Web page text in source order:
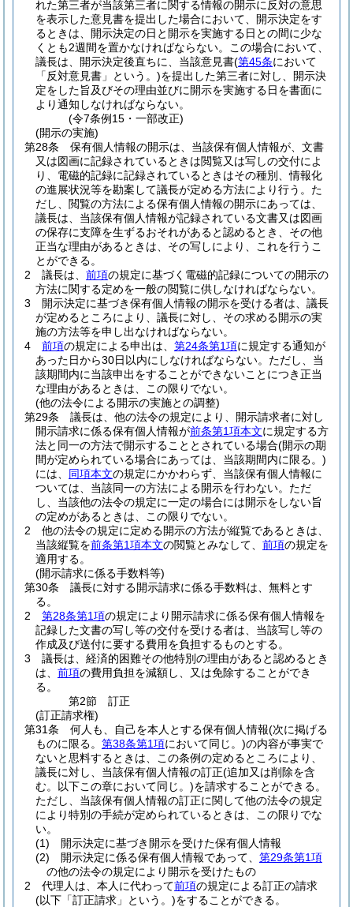
れた第三者が当該第三者に関する情報の開示に反対の意思
を表示した意見書を提出した場合において、開示決定をす
るときは、開示決定の日と開示を実施する日との間に少な
くとも2週間を置かなければならない。
この場合において、
議長は、開示決定後直ちに、当該意見書(第45条において
「反対意見書」という。)を提出した第三者に対し、開示決
定をした旨及びその理由並びに開示を実施する日を書面に
より通知しなければならない。
(令7条例15・一部改正)
(開示の実施)
第28条
保有個人情報の開示は、当該保有個人情報が、文書
又は図画に記録されているときは閲覧又は写しの交付によ
り、電磁的記録に記録されているときはその種別、情報化
の進展状況等を勘案して議長が定める方法により行う。 た
だし、閲覧の方法による保有個人情報の開示にあっては、
議長は、当該保有個人情報が記録されている文書又は図画
の保存に支障を生ずるおそれがあると認めるとき、その他
正当な理由があるときは、その写しにより、これを行うこ
とができる。
2
議長は、 前項の規定に基づく電磁的記録についての開示の
方法に関する定めを一般の閲覧に供しなければならない。
3
開示決定に基づき保有個人情報の開示を受ける者は、議長
が定めるところにより、議長に対し、その求める開示の実
施の方法等を申し出なければならない。
4
前項の規定による申出は、 第24条第1項に規定する通知が
あった日から30日以内にしなければならない。 ただし、当
該期間内に当該申出をすることができないことにつき正当
な理由があるときは、この限りでない。
(他の法令による開示の実施との調整)
第29条
議長は、他の法令の規定により、開示請求者に対し
開示請求に係る保有個人情報が前条第1項本文に規定する方
法と同一の方法で開示することとされている場合(開示の期
間が定められている場合にあっては、当該期間内に限る。)
には、 同項本文の規定にかかわらず、当該保有個人情報に
ついては、当該同一の方法による開示を行わない。 ただ
し、当該他の法令の規定に一定の場合には開示をしない旨
の定めがあるときは、この限りでない。
2
他の法令の規定に定める開示の方法が縦覧であるときは、
当該縦覧を前条第1項本文の閲覧とみなして、 前項の規定を
適用する。
(開示請求に係る手数料等)
第30条
議長に対する開示請求に係る手数料は、無料とす
る。
2
第28条第1項の規定により開示請求に係る保有個人情報を
記録した文書の写し等の交付を受ける者は、当該写し等の
作成及び送付に要する費用を負担するものとする。
3
議長は、経済的困難その他特別の理由があると認めるとき
は、 前項の費用負担を減額し、又は免除することができ
る。
第2節
訂正
(訂正請求権)
第31条
何人も、自己を本人とする保有個人情報(次に掲げる
ものに限る。 第38条第1項において同じ。)の内容が事実で
ないと思料するときは、この条例の定めるところにより、
議長に対し、当該保有個人情報の訂正(追加又は削除を含
む。以下この章において同じ。)を請求することができる。
ただし、当該保有個人情報の訂正に関して他の法令の規定
により特別の手続が定められているときは、この限りでな
い。
(1)
開示決定に基づき開示を受けた保有個人情報
(2)
開示決定に係る保有個人情報であって、 第29条第1項
の他の法令の規定により開示を受けたもの
2
代理人は、本人に代わって前項の規定による訂正の請求
(以下「訂正請求」という。)をすることができる。